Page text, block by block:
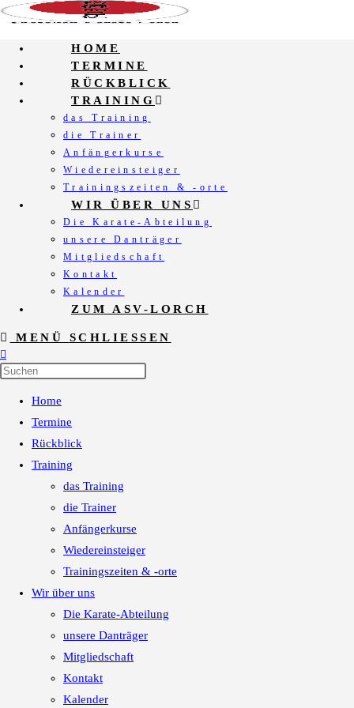
Zum
Inhalt
HOME
TERMINE
RÜCKBLICK
TRAINING
das Training
die Trainer
Anfängerkurse
Wiedereinsteiger
Trainingszeiten & -orte
WIR ÜBER UNS
Die Karate-Abteilung
unsere Danträger
Mitgliedschaft
Kontakt
Kalender
ZUM ASV-LORCH
MENÜ SCHLIESSEN
Home
Termine
Rückblick
Training
das Training
die Trainer
Anfängerkurse
Wiedereinsteiger
Trainingszeiten & -orte
Wir über uns
Die Karate-Abteilung
unsere Danträger
Mitgliedschaft
Kontakt
Kalender